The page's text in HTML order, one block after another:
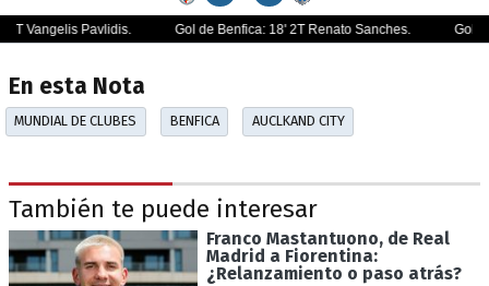
En esta Nota
MUNDIAL DE CLUBES BENFICA AUCLKAND CITY
También te puede interesar
Franco Mastantuono, de Real
Madrid a Fiorentina:
¿Relanzamiento o paso atrás?